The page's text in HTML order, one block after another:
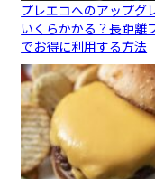
プレエコへのアップグ
いくらかかる？長距離
でお得に利用する方法